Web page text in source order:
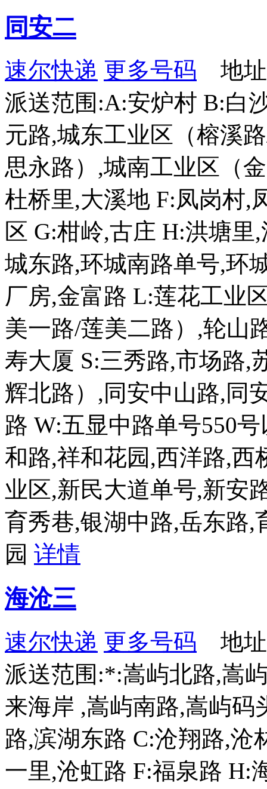
同安二
速尔快递 更多号码 地址
派送范围:A:安炉村 B:白
元路,城东工业区（榕溪
思永路）,城南工业区（
杜桥里,大溪地 F:凤岗村,
区 G:柑岭,古庄 H:洪塘
城东路,环城南路单号,环
厂房,金富路 L:莲花工业
美一路/莲美二路）,轮山
寿大厦 S:三秀路,市场路,
辉北路）,同安中山路,同
路 W:五显中路单号550
和路,祥和花园,西洋路,西
业区,新民大道单号,新安
育秀巷,银湖中路,岳东路,
园 详情
海沧三
速尔快递 更多号码 地址
派送范围:*:嵩屿北路,嵩
来海岸 ,嵩屿南路,嵩屿码
路,滨湖东路 C:沧翔路,沧
一里,沧虹路 F:福泉路 H: